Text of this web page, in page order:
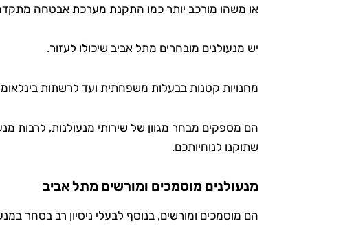
או משהו מורכב יותר כמו התקנת מערכת אבטחה
יש מנעולנים מובחרים מתל אביב שיכולו לעזור.
מחנויות קטנות בבעלות משפחתית ועד לרשתות
הם מספקים מבחר מגוון של שירותי מנעולנות, לרבות
שתוקנו לנוחיותכם.
מנעולנים מוסמכים ומורשים מתל אביב
הם מוסמכים ומורשים, בנוסף לבעלי ניסיון רב בסחר